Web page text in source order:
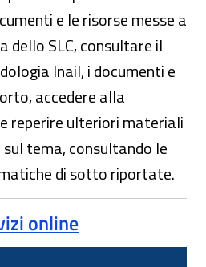
e le risorse messe a
dello SLC, consultare il
Inail, i documenti e
accedere alla
reperire ulteriori materiali
tema, consultando le
di sotto riportate.
online